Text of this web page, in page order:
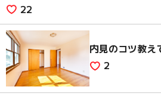
22
内見のコツ教え
2